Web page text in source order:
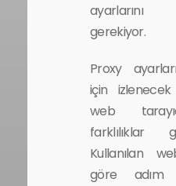
gerekiyor.
Proxy
için
web
farklılıklar
Kullanılan
göre adım